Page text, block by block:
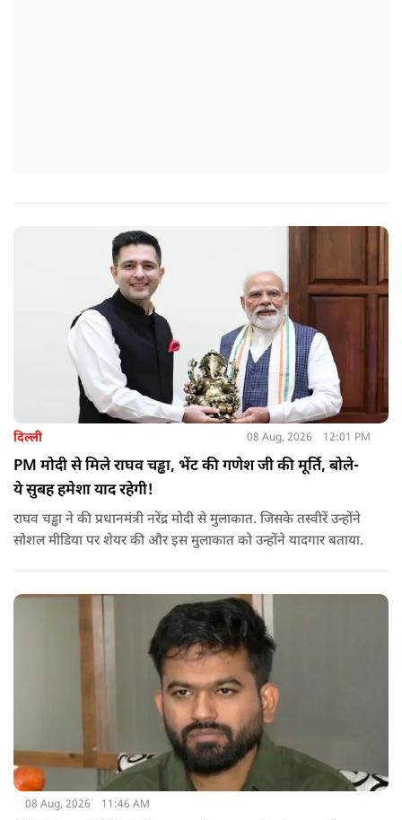
दिल्ली 08 Aug, 2026 12:01 PM
PM मोदी से मिले राघव चड्ढा, भेंट की गणेश जी की मूर्ति, बोले-
ये सुबह हमेशा याद रहेगी!
राघव चड्ढा ने की प्रधानमंत्री नरेंद्र मोदी से मुलाकात. जिसके तस्वीरें उन्होंने
सोशल मीडिया पर शेयर की और इस मुलाकात को उन्होंने यादगार बताया.
08 Aug, 2026 11:46 AM